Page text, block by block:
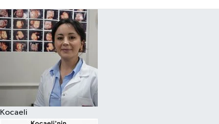
Kocaeli
Trafik Durumu
Süper Lig Puan Durumu ve Fikstür
Tüm Manşetler
Son Dakika Haberleri
Haber Arşivi